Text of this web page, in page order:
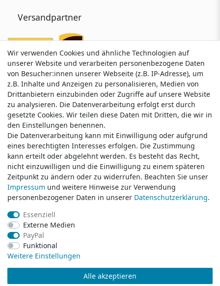
Versandpartner
Service & Kontakt
Wünschen Sie einen Rückruf?
service@klamato.de
Schreiben Sie uns:
service@klamato.de
Durchschnittliche Bewertung von
Bewertungsgrundlage des Anbieters: 5 Verkaufs- und 3 Bewertungsplattformen
Wir verwenden Cookies und ähnliche Technologien auf
unserer Website und verarbeiten personenbezogene Daten
von Besucher:innen unserer Webseite (z.B. IP-Adresse), um
z.B. Inhalte und Anzeigen zu personalisieren, Medien von
Drittanbietern einzubinden oder Zugriffe auf unsere Website
zu analysieren. Die Datenverarbeitung erfolgt erst durch
gesetzte Cookies. Wir teilen diese Daten mit Dritten, die wir in
den Einstellungen benennen.
Die Datenverarbeitung kann mit Einwilligung oder aufgrund
eines berechtigten Interesses erfolgen. Die Zustimmung
kann erteilt oder abgelehnt werden. Es besteht das Recht,
nicht einzuwilligen und die Einwilligung zu einem späteren
Zeitpunkt zu ändern oder zu widerrufen. Beachten Sie unser
Impressum und weitere Hinweise zur Verwendung
personenbezogener Daten in unserer Daten­schutz­erklärung.
Essenziell
Externe Medien
PayPal
Funktional
Weitere Einstellungen
Alle akzeptieren
Wir verwenden Cookies und ähnliche Technologien auf
unserer Website und verarbeiten personenbezogene Daten
von Besucher:innen unserer Webseite (z.B. IP-Adresse), um
z.B. Inhalte und Anzeigen zu personalisieren, Medien von
Drittanbietern einzubinden oder Zugriffe auf unsere Website
zu analysieren. Die Datenverarbeitung erfolgt erst durch
gesetzte Cookies. Wir teilen diese Daten mit Dritten, die wir in
den Einstellungen benennen.
Die Datenverarbeitung kann mit Einwilligung oder aufgrund
eines berechtigten Interesses erfolgen. Die Zustimmung
kann erteilt oder abgelehnt werden. Es besteht das Recht,
nicht einzuwilligen und die Einwilligung zu einem späteren
Zeitpunkt zu ändern oder zu widerrufen. Beachten Sie unser
Impressum und weitere Hinweise zur Verwendung
personenbezogener Daten in unserer Daten­schutz­erklärung.
Essenziell
Externe Medien
PayPal
Funktional
Weitere Einstellungen
Alle akzeptieren